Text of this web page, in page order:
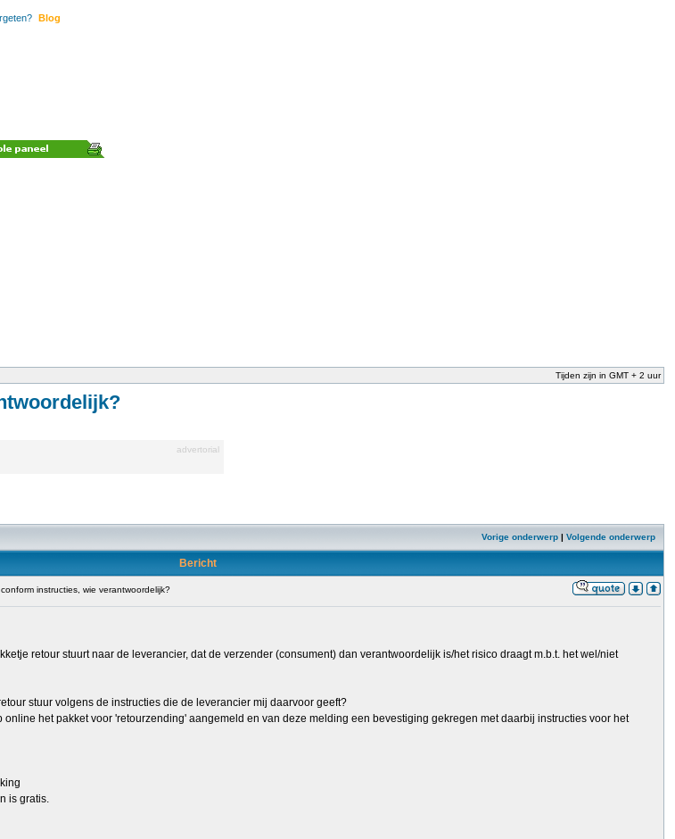
Blog
Tijden zijn in GMT + 2 uur
advertorial
Vorige onderwerp | Volgende onderwerp
Bericht
instructies, wie verantwoordelijk?
retour stuurt naar de leverancier, dat de verzender (consument) dan verantwoordelijk is/het risico draagt m.b.t. het wel/niet
stuur volgens de instructies die de leverancier mij daarvoor geeft?
online het pakket voor 'retourzending' aangemeld en van deze melding een bevestiging gekregen met daarbij instructies voor het
is gratis.